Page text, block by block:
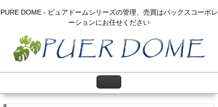
PURE DOME - ピュアドームシリーズの管理、売買はパックスコーポレ
ーションにお任せください